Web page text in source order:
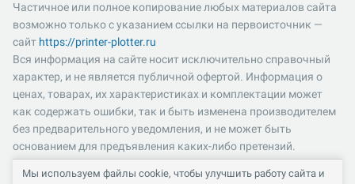
Частичное или полное копирование любых материалов сайта
возможно только с указанием ссылки на первоисточник —
сайт https://printer-plotter.ru
Вся информация на сайте носит исключительно справочный
характер, и не является публичной офертой. Информация о
ценах, товарах, их характеристиках и комплектации может
как содержать ошибки, так и быть изменена производителем
без предварительного уведомления, и не может быть
основанием для предъявления каких-либо претензий.
Пожалуйста, уточняйте существенные для вас характеристики
и компоненты комплектации товаров. Все цены указаны в
Мы используем файлы cookie, чтобы улучшить работу сайта и